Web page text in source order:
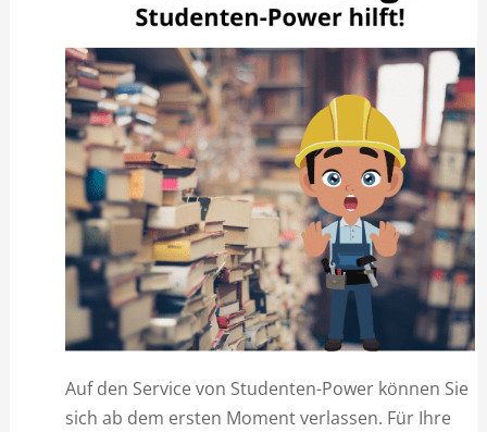
Auf den Service von Studenten-Power können Sie
sich ab dem ersten Moment verlassen. Für Ihre